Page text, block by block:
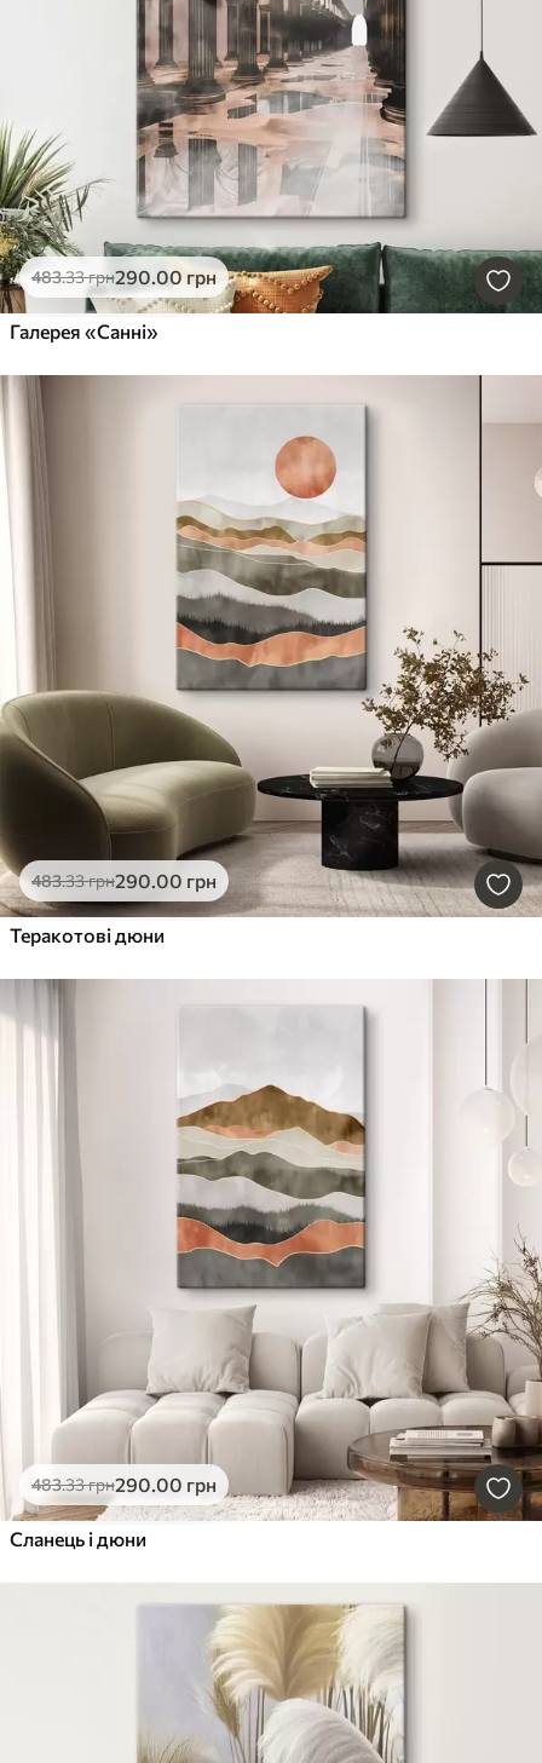
483.33грн290.00 грн
Галерея «Санні»
483.33грн290.00 грн
Теракотові дюни
483.33грн290.00 грн
Сланець і дюни